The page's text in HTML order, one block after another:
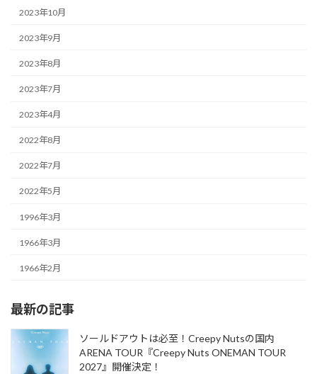
2023年10月
2023年9月
2023年8月
2023年7月
2023年4月
2022年8月
2022年7月
2022年5月
1996年3月
1966年3月
1966年2月
最新の記事
ソールドアウトは必至！Creepy Nutsの国内
ARENA TOUR『Creepy Nuts ONEMAN TOUR
2027』開催決定！